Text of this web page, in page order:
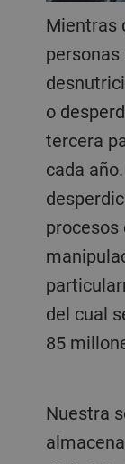
Mientras que cientos de millones de
o
tercera
cada
del cual
85
Nuestra solución inteligente de